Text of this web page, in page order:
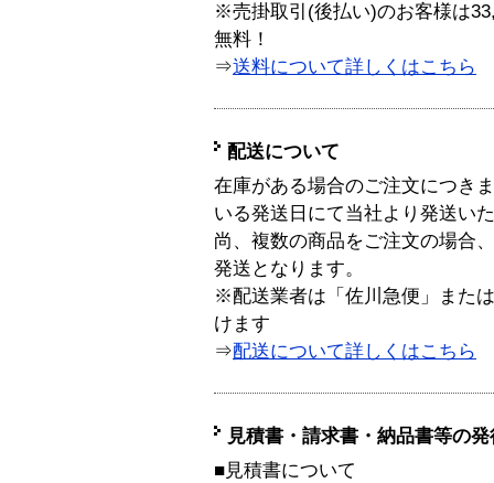
※売掛取引(後払い)のお客様は
無料！
⇒送料について詳しくはこちら
配送について
在庫がある場合のご注文につき
いる発送日にて当社より発送い
尚、複数の商品をご注文の場合
発送となります。
※配送業者は「佐川急便」また
けます
⇒配送について詳しくはこちら
見積書・請求書・納品書等の
■見積書について